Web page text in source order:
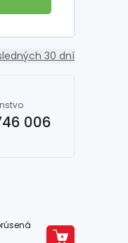
30 dní
006